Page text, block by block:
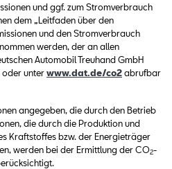
und ggf. zum Stromverbrauch
dem „Leitfaden über den
und den Stromverbrauch
werden, der an allen
Automobil Treuhand GmbH
oder unterwww.dat.de/co2abrufbar
angegeben, die durch den Betrieb
die durch die Produktion und
Kraftstoffes bzw. der Energieträger
werden bei der Ermittlung der CO2-